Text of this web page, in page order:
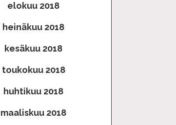
elokuu 2018
heinäkuu 2018
kesäkuu 2018
toukokuu 2018
huhtikuu 2018
maaliskuu 2018